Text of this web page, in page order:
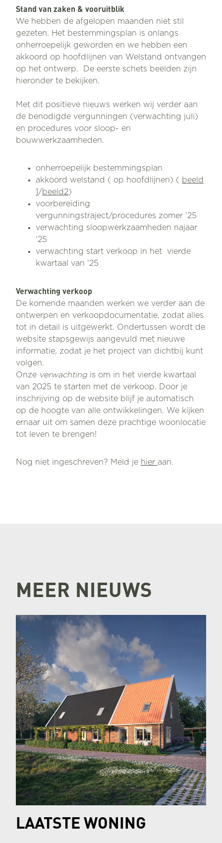
Stand van zaken & vooruitblik
We hebben de afgelopen maanden niet stil
gezeten. Het bestemmingsplan is onlangs
onherroepelijk geworden en we hebben een
akkoord op hoofdlijnen van Welstand ontvangen
op het ontwerp. De eerste schets beelden zijn
hieronder te bekijken.
Met dit positieve nieuws werken wij verder aan
de benodigde vergunningen (verwachting juli)
en procedures voor sloop- en
bouwwerkzaamheden.
onherroepelijk bestemmingsplan
akkoord welstand ( op hoofdlijnen) ( beeld
1 /beeld2)
voorbereiding
vergunningstraject/procedures zomer '25
verwachting sloopwerkzaamheden najaar
'25
verwachting start verkoop in het vierde
kwartaal van '25
Verwachting verkoop
De komende maanden werken we verder aan de
ontwerpen en verkoopdocumentatie, zodat alles
tot in detail is uitgewerkt. Ondertussen wordt de
website stapsgewijs aangevuld met nieuwe
informatie, zodat je het project van dichtbij kunt
volgen.
Onze verwachting is om in het vierde kwartaal
van 2025 te starten met de verkoop. Door je
inschrijving op de website blijf je automatisch
op de hoogte van alle ontwikkelingen. We kijken
ernaar uit om samen deze prachtige woonlocatie
tot leven te brengen!
Nog niet ingeschreven? Meld je hier aan.
MEER NIEUWS
LAATSTE WONING